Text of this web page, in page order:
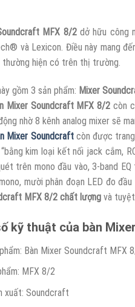
MFX 8/2dở hữu công
và Lexicon. Điều này mang
thường hiện có trên thị trường.
gồm 3 sản phẩm: Mixer
Mixer Soundcraft MFX 8/2 còn
nhờ 8 kênh analog mixer sẽ
Mixer Soundcraftcòn được
kim loại kết nối jack cắm,
trên mono đầu vào, 3-band
mười phân đoạn LED đo
MFX 8/2 chất lượngvà tuyệt
kỹ thuật của bàn
Bàn Mixer Soundcraft MFX
MFX 8/2
xuất: Soundcraft